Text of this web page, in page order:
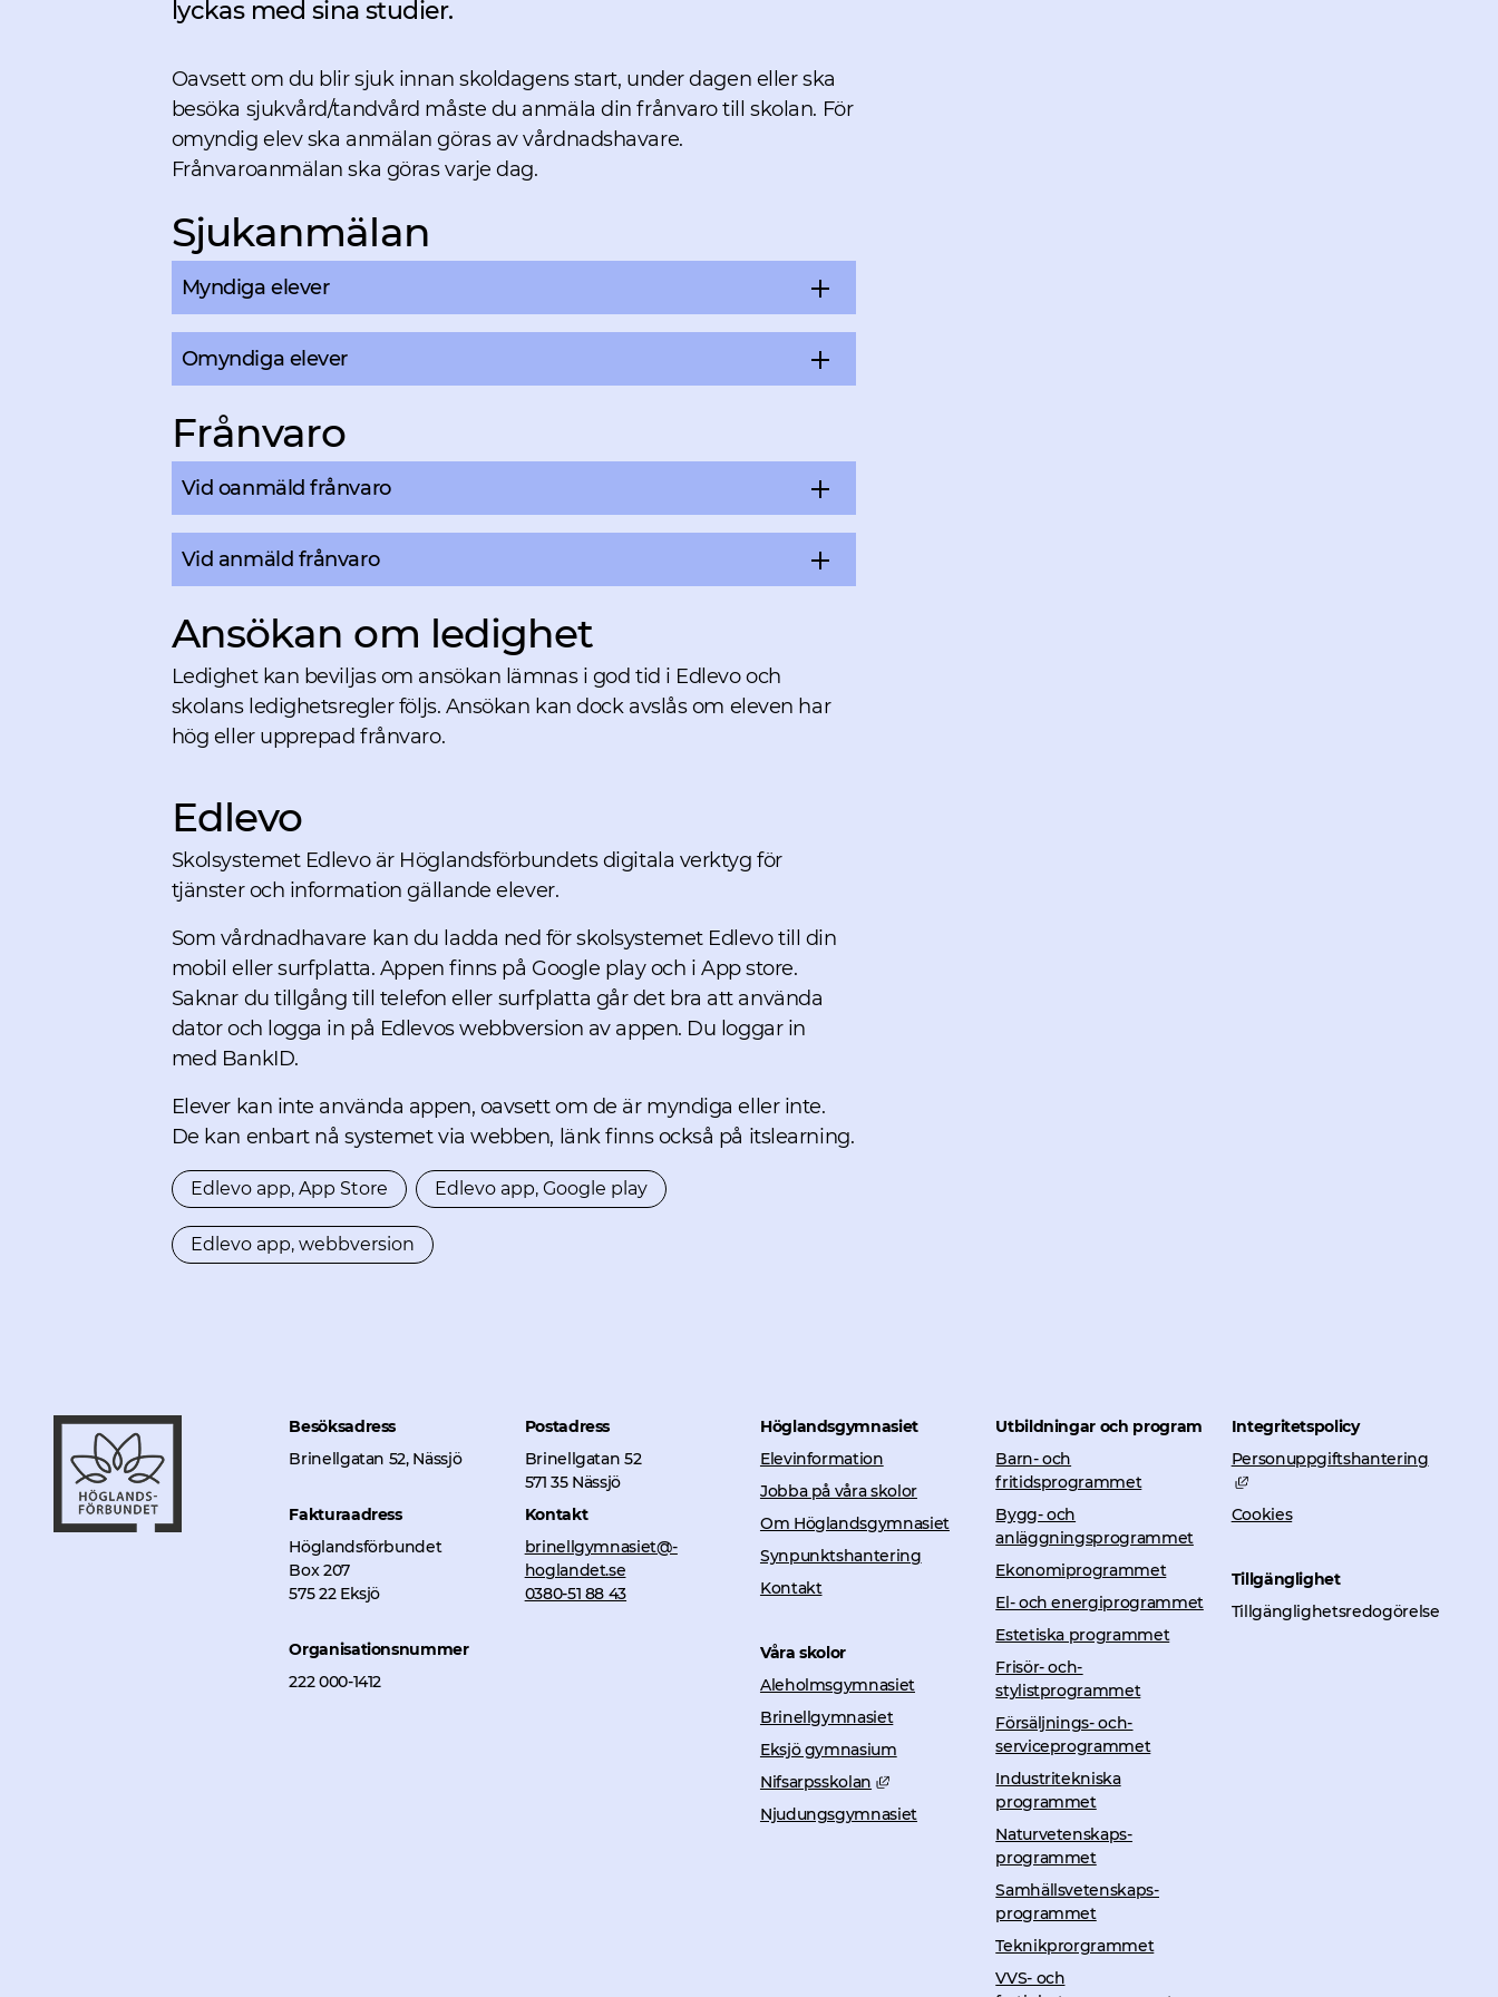
lyckas med sina studier.
Oavsett om du blir sjuk innan skoldagens start, under dagen eller ska
besöka sjukvård/tandvård måste du anmäla din frånvaro till skolan. För
omyndig elev ska anmälan göras av vårdnadshavare.
Frånvaroanmälan ska göras varje dag.
Sjukanmälan
Myndiga elever
Omyndiga elever
Frånvaro
Vid oanmäld frånvaro
Vid anmäld frånvaro
Ansökan om ledighet
Ledighet kan beviljas om ansökan lämnas i god tid i Edlevo och
skolans ledighetsregler följs. Ansökan kan dock avslås om eleven har
hög eller upprepad frånvaro.
Edlevo
Skolsystemet Edlevo är Höglandsförbundets digitala verktyg för
tjänster och information gällande elever.
Som vårdnadhavare kan du ladda ned för skolsystemet Edlevo till din
mobil eller surfplatta. Appen finns på Google play och i App store.
Saknar du tillgång till telefon eller surfplatta går det bra att använda
dator och logga in på Edlevos webbversion av appen. Du loggar in
med BankID.
Elever kan inte använda appen, oavsett om de är myndiga eller inte.
De kan enbart nå systemet via webben, länk finns också på itslearning.
Edlevo app, App Store
Öppnas i nytt fönster.Edlevo app, Google play
Öppnas i nytt fönster.
Edlevo app, webbversion
Öppnas i nytt fönster.
Besöksadress
Brinellgatan 52, Nässjö
Fakturaadress
Höglandsförbundet
Box 207
575 22 Eksjö
Organisationsnummer
222 000-1412
Postadress
Brinellgatan 52
571 35 Nässjö
Kontakt
brinellgymnasiet@­
hoglandet.se
0380-51 88 43
Höglandsgymnasiet
Elevinformation
Jobba på våra skolor
Om Höglandsgymnasiet
Synpunktshantering
Kontakt
Våra skolor
Aleholmsgymnasiet
Brinellgymnasiet
Eksjö gymnasium
Nifsarpsskolan
Länk till annan webbplats, öppnas i nytt fönster.
Njudungsgymnasiet
Utbildningar och program
Barn- och
fritidsprogrammet
Bygg- och
anläggningsprogrammet
Ekonomiprogrammet
El- och energi­programmet
Estetiska programmet
Frisör- och­
stylistprogrammet
Försäljnings- och­
serviceprogrammet
Industritekniska
programmet
Naturvetenskaps­
programmet
Samhällsvetenskaps­
programmet
Teknikprorgrammet
VVS- och
Integritetspolicy
Personuppgiftshantering
Länk till annan webbplats,
Cookies
Tillgänglighet
Tillgänglighetsredogörelse